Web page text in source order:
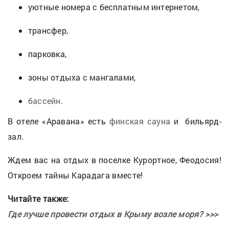
уютные номера с бесплатным интернетом,
трансфер,
парковка,
зоны отдыха с мангалами,
бассейн.
В отеле «Аравана» есть финская сауна и бильярд-
зал.
Ждем вас на отдых в поселке Курортное, Феодосия!
Откроем тайны Карадага вместе!
Читайте также:
Где лучше провести отдых в Крыму возле моря? >>>